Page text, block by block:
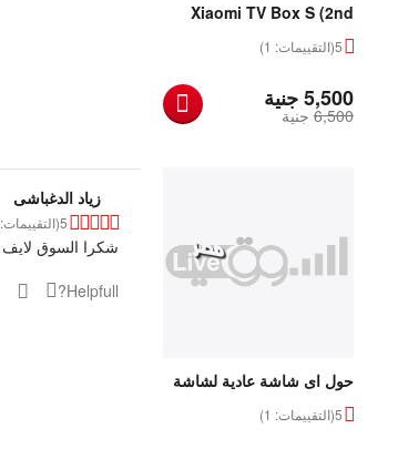
Xiaomi TV Box S (2nd
Gen)
5(التقييمات: 1)
جنية5,500
جنية 6,500
حول اى شاشة عادية لشاشة
سمارت مع جهاز شاومي مي
بوكس اس
5(التقييمات: 1)
زياد الدغباشى
5(التقييمات: 1)
شكرا السوق لايف
Helpfull?